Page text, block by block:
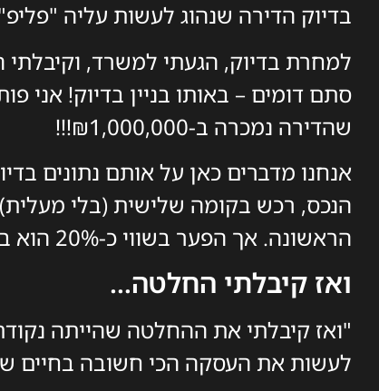
בדיוק הדירה שנהוג לעשות עליה
למחרת בדיוק, הגעתי למשרד, וקיבלתי
סתם דומים – באותו בניין בדיוק! אני
שהדירה נמכרה ב-₪1,000,000!!!
אנחנו מדברים כאן על אותם נתונים
הנכס, רכש בקומה שלישית (בלי
הראשונה. אך הפער בשווי כ-20% הוא בלתי נתפס!
ואז קיבלתי החלטה…
"ואז קיבלתי את ההחלטה שהייתה
לעשות את העסקה הכי חשובה בחיים